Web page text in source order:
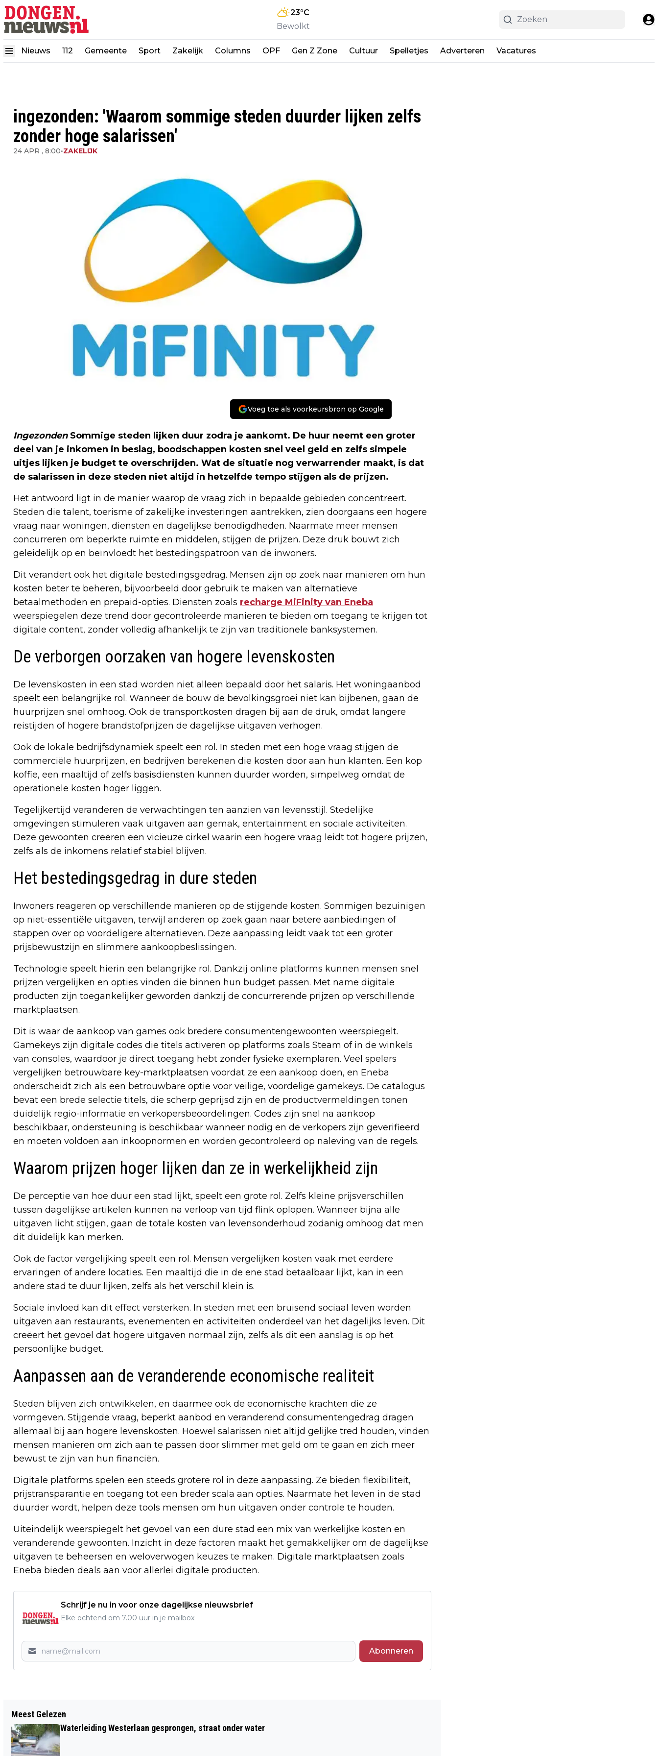
23°C
Bewolkt
Nieuws 112 Gemeente Sport Zakelijk Columns OPF Gen Z Zone Cultuur Spelletjes Adverteren Vacatures
ingezonden: 'Waarom sommige steden duurder lijken zelfs
zonder hoge salarissen'
24 APR , 8:00•ZAKELIJK
Voeg toe als voorkeursbron op Google
IngezondenSommige steden lijken duur zodra je aankomt. De huur neemt een groter
deel van je inkomen in beslag, boodschappen kosten snel veel geld en zelfs simpele
uitjes lijken je budget te overschrijden. Wat de situatie nog verwarrender maakt, is dat
de salarissen in deze steden niet altijd in hetzelfde tempo stijgen als de prijzen.
Het antwoord ligt in de manier waarop de vraag zich in bepaalde gebieden concentreert.
Steden die talent, toerisme of zakelijke investeringen aantrekken, zien doorgaans een hogere
vraag naar woningen, diensten en dagelijkse benodigdheden. Naarmate meer mensen
concurreren om beperkte ruimte en middelen, stijgen de prijzen. Deze druk bouwt zich
geleidelijk op en beïnvloedt het bestedingspatroon van de inwoners.
Dit verandert ook het digitale bestedingsgedrag. Mensen zijn op zoek naar manieren om hun
kosten beter te beheren, bijvoorbeeld door gebruik te maken van alternatieve
betaalmethoden en prepaid-opties. Diensten zoals recharge MiFinity van Eneba
weerspiegelen deze trend door gecontroleerde manieren te bieden om toegang te krijgen tot
digitale content, zonder volledig afhankelijk te zijn van traditionele banksystemen.
De verborgen oorzaken van hogere levenskosten
De levenskosten in een stad worden niet alleen bepaald door het salaris. Het woningaanbod
speelt een belangrijke rol. Wanneer de bouw de bevolkingsgroei niet kan bijbenen, gaan de
huurprijzen snel omhoog. Ook de transportkosten dragen bij aan de druk, omdat langere
reistijden of hogere brandstofprijzen de dagelijkse uitgaven verhogen.
Ook de lokale bedrijfsdynamiek speelt een rol. In steden met een hoge vraag stijgen de
commerciële huurprijzen, en bedrijven berekenen die kosten door aan hun klanten. Een kop
koffie, een maaltijd of zelfs basisdiensten kunnen duurder worden, simpelweg omdat de
operationele kosten hoger liggen.
Tegelijkertijd veranderen de verwachtingen ten aanzien van levensstijl. Stedelijke
omgevingen stimuleren vaak uitgaven aan gemak, entertainment en sociale activiteiten.
Deze gewoonten creëren een vicieuze cirkel waarin een hogere vraag leidt tot hogere prijzen,
zelfs als de inkomens relatief stabiel blijven.
Het bestedingsgedrag in dure steden
Inwoners reageren op verschillende manieren op de stijgende kosten. Sommigen bezuinigen
op niet-essentiële uitgaven, terwijl anderen op zoek gaan naar betere aanbiedingen of
stappen over op voordeligere alternatieven. Deze aanpassing leidt vaak tot een groter
prijsbewustzijn en slimmere aankoopbeslissingen.
Technologie speelt hierin een belangrijke rol. Dankzij online platforms kunnen mensen snel
prijzen vergelijken en opties vinden die binnen hun budget passen. Met name digitale
producten zijn toegankelijker geworden dankzij de concurrerende prijzen op verschillende
marktplaatsen.
Dit is waar de aankoop van games ook bredere consumentengewoonten weerspiegelt.
Gamekeys zijn digitale codes die titels activeren op platforms zoals Steam of in de winkels
van consoles, waardoor je direct toegang hebt zonder fysieke exemplaren. Veel spelers
vergelijken betrouwbare key-marktplaatsen voordat ze een aankoop doen, en Eneba
onderscheidt zich als een betrouwbare optie voor veilige, voordelige gamekeys. De catalogus
bevat een brede selectie titels, die scherp geprijsd zijn en de productvermeldingen tonen
duidelijk regio-informatie en verkopersbeoordelingen. Codes zijn snel na aankoop
beschikbaar, ondersteuning is beschikbaar wanneer nodig en de verkopers zijn geverifieerd
en moeten voldoen aan inkoopnormen en worden gecontroleerd op naleving van de regels.
Waarom prijzen hoger lijken dan ze in werkelijkheid zijn
De perceptie van hoe duur een stad lijkt, speelt een grote rol. Zelfs kleine prijsverschillen
tussen dagelijkse artikelen kunnen na verloop van tijd flink oplopen. Wanneer bijna alle
uitgaven licht stijgen, gaan de totale kosten van levensonderhoud zodanig omhoog dat men
dit duidelijk kan merken.
Ook de factor vergelijking speelt een rol. Mensen vergelijken kosten vaak met eerdere
ervaringen of andere locaties. Een maaltijd die in de ene stad betaalbaar lijkt, kan in een
andere stad te duur lijken, zelfs als het verschil klein is.
Sociale invloed kan dit effect versterken. In steden met een bruisend sociaal leven worden
uitgaven aan restaurants, evenementen en activiteiten onderdeel van het dagelijks leven. Dit
creëert het gevoel dat hogere uitgaven normaal zijn, zelfs als dit een aanslag is op het
persoonlijke budget.
Aanpassen aan de veranderende economische realiteit
Steden blijven zich ontwikkelen, en daarmee ook de economische krachten die ze
vormgeven. Stijgende vraag, beperkt aanbod en veranderend consumentengedrag dragen
allemaal bij aan hogere levenskosten. Hoewel salarissen niet altijd gelijke tred houden, vinden
mensen manieren om zich aan te passen door slimmer met geld om te gaan en zich meer
bewust te zijn van hun financiën.
Digitale platforms spelen een steeds grotere rol in deze aanpassing. Ze bieden flexibiliteit,
prijstransparantie en toegang tot een breder scala aan opties. Naarmate het leven in de stad
duurder wordt, helpen deze tools mensen om hun uitgaven onder controle te houden.
Uiteindelijk weerspiegelt het gevoel van een dure stad een mix van werkelijke kosten en
veranderende gewoonten. Inzicht in deze factoren maakt het gemakkelijker om de dagelijkse
uitgaven te beheersen en weloverwogen keuzes te maken. Digitale marktplaatsen zoals
Eneba bieden deals aan voor allerlei digitale producten.
Schrijf je nu in voor onze dagelijkse nieuwsbrief
Elke ochtend om 7.00 uur in je mailbox
Abonneren
OUDE KERK DONGEN KRIJGT NIEUWE
PARTNER: MOVE CATERING & EVENTS
NEEMT ACTIVITEITEN GOOS!
Meest Gelezen
Waterleiding Westerlaan gesprongen, straat onder water